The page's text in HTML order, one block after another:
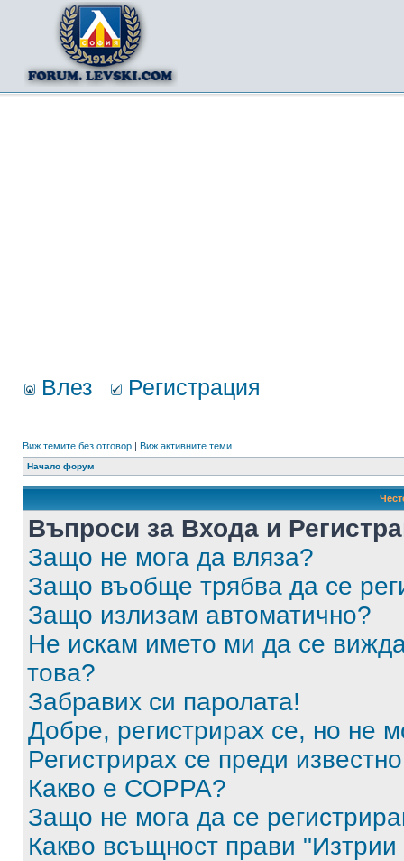
Влез Регистрация
Виж темите без отговор | Виж активните теми
Начало форум
Въпроси за Входа и
Защо не мога да вляза?
Защо въобще трябва да се
Защо излизам автоматично?
Не искам името ми да се
това?
Забравих си паролата!
Добре, регистрирах се, но не
Регистрирах се преди
Какво е COPPA?
Защо не мога да се
Какво всъщност прави "Изтрии